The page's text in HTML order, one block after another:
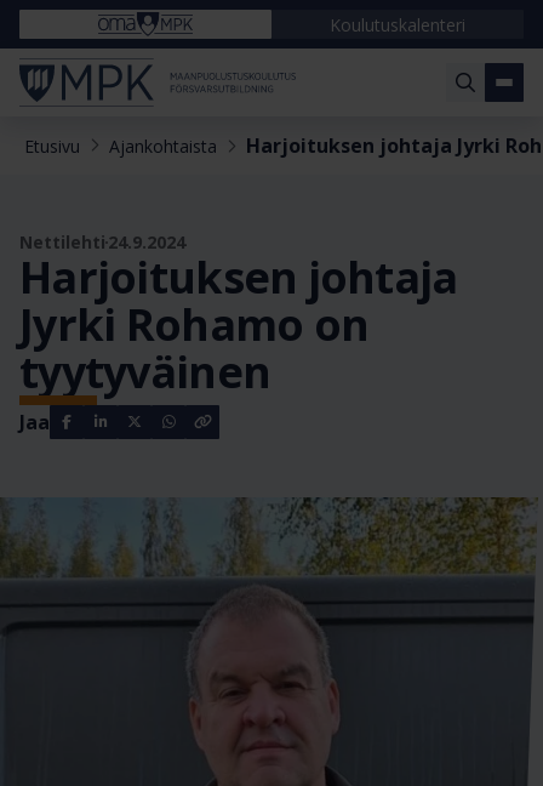
Koulutuskalenteri
Etusivu Ajankohtaista Harjoituksen johtaja Jyrki
Nettilehti 24.9.2024
Harjoituksen johtaja
Jyrki Rohamo on
tyytyväinen
Jaa